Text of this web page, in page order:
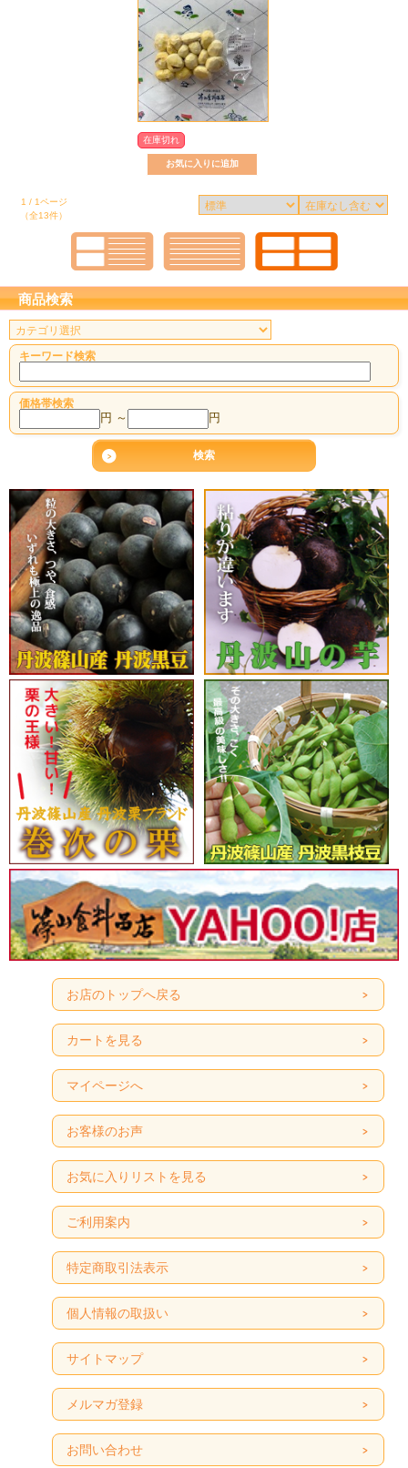
在庫切れ
1 / 1ページ
（全13件）
商品検索
キーワード検索
価格帯検索
円 ～ 円
お店のトップへ戻る
カートを見る
マイページへ
お客様のお声
お気に入りリストを見る
ご利用案内
特定商取引法表示
個人情報の取扱い
サイトマップ
メルマガ登録
お問い合わせ